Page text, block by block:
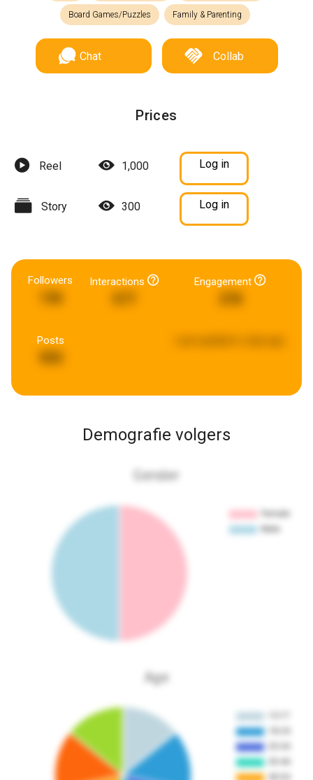
Board Games/Puzzles Family & Parenting
Chat Collab
Prices
Reel 1,000 Log in
Story 300 Log in
Followers Interactions Engagement
Posts
Demografie volgers
Gender
Age